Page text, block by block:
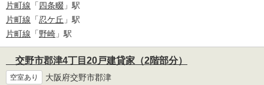
片町線 「四条畷 」駅
片町線 「忍ケ丘 」駅
片町線 「野崎 」駅
交野市郡津4丁目20戸建貸家（2階部分）
空室あり 大阪府交野市郡津